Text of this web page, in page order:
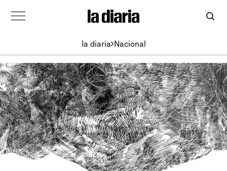
la diaria Nacional